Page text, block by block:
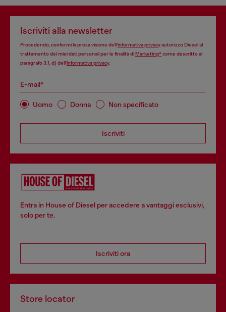
Iscriviti alla newsletter
Procedendo, confermi la presa visione dell’informativa privacyautorizzo Diesel al
trattamento dei miei dati personali per le finalità diMarketing*come descritto al
paragrafo 3.1, d) dell’informativa privacy.
E-mail*
Uomo Donna Non specificato
Iscriviti
Entra in House of Diesel per accedere a vantaggi esclusivi,
solo per te.
Iscriviti ora
Store locator